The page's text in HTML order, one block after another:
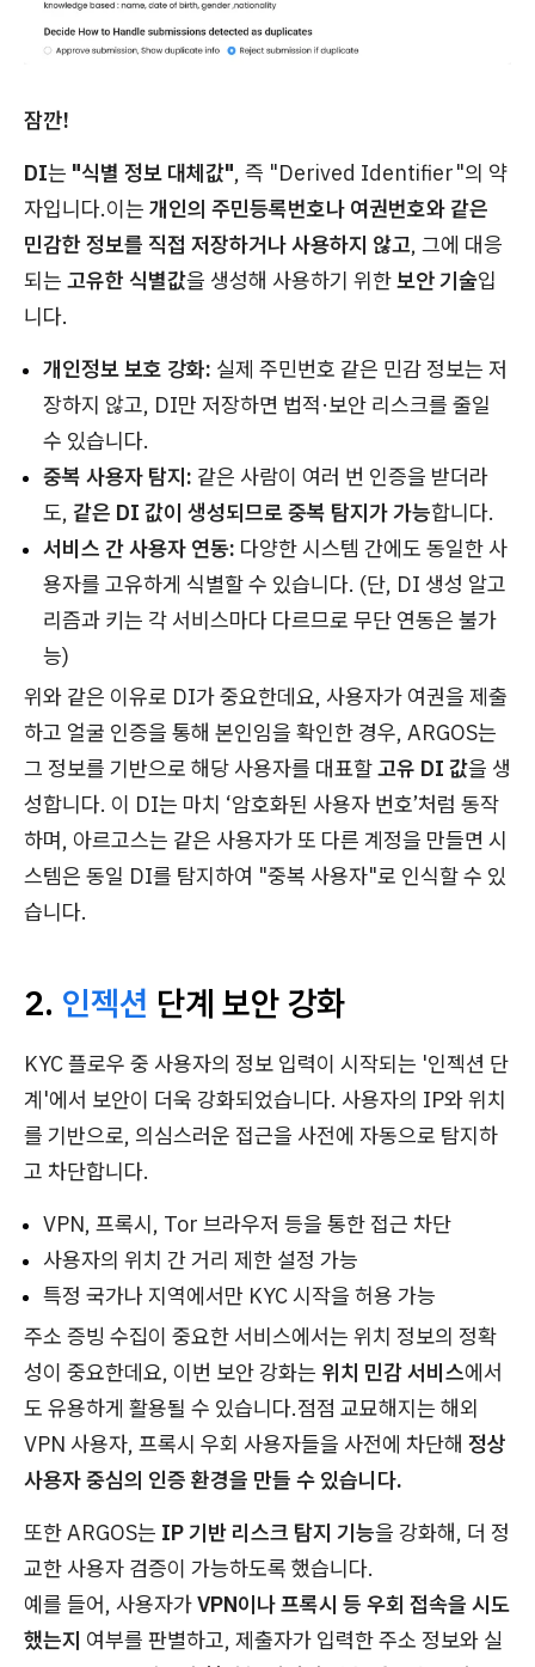
잠깐!
DI는 "식별 정보 대체값", 즉 "Derived Identifier"의 약
자입니다.이는 개인의 주민등록번호나 여권번호와 같은
민감한 정보를 직접 저장하거나 사용하지 않고, 그에 대응
되는 고유한 식별값을 생성해 사용하기 위한보안 기술입
니다.
개인정보 보호 강화: 실제 주민번호 같은 민감 정보는 저
장하지 않고, DI만 저장하면 법적·보안 리스크를 줄일
수 있습니다.
중복 사용자 탐지: 같은 사람이 여러 번 인증을 받더라
도, 같은 DI 값이 생성되므로 중복 탐지가 가능합니다.
서비스 간 사용자 연동: 다양한 시스템 간에도 동일한 사
용자를 고유하게 식별할 수 있습니다. (단, DI 생성 알고
리즘과 키는 각 서비스마다 다르므로 무단 연동은 불가
능)
위와 같은 이유로 DI가 중요한데요, 사용자가 여권을 제출
하고 얼굴 인증을 통해 본인임을 확인한 경우, ARGOS는
그 정보를 기반으로 해당 사용자를 대표할고유 DI 값을 생
성합니다. 이 DI는 마치 ‘암호화된 사용자 번호’처럼 동작
하며, 아르고스는 같은 사용자가 또 다른 계정을 만들면 시
스템은 동일 DI를 탐지하여 "중복 사용자"로 인식할 수 있
습니다.
2. 인젝션 단계 보안 강화
KYC 플로우 중 사용자의 정보 입력이 시작되는 '인젝션 단
계'에서 보안이 더욱 강화되었습니다. 사용자의 IP와 위치
를 기반으로, 의심스러운 접근을 사전에 자동으로 탐지하
고 차단합니다.
VPN, 프록시, Tor 브라우저 등을 통한 접근 차단
사용자의 위치 간 거리 제한 설정 가능
특정 국가나 지역에서만 KYC 시작을 허용 가능
주소 증빙 수집이 중요한 서비스에서는 위치 정보의 정확
성이 중요한데요, 이번 보안 강화는 위치 민감 서비스에서
도 유용하게 활용될 수 있습니다.점점 교묘해지는 해외
VPN 사용자, 프록시 우회 사용자들을 사전에 차단해 정상
사용자 중심의 인증 환경을 만들 수 있습니다.
또한 ARGOS는 IP 기반 리스크 탐지 기능을 강화해, 더 정
교한 사용자 검증이 가능하도록 했습니다.
예를 들어, 사용자가VPN이나 프록시 등 우회 접속을 시도
했는지 여부를 판별하고, 제출자가 입력한 주소 정보와 실